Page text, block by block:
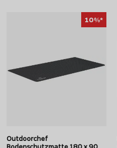
10%*
Outdoorchef
Bodenschutzmatte 180 x 90